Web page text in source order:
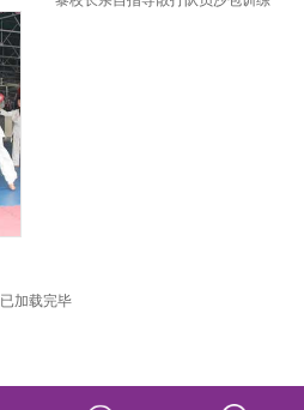
已加载完毕